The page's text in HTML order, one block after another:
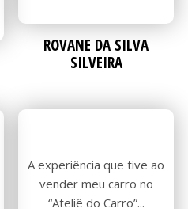
ROVANE DA SILVA
SILVEIRA
A experiência que tive ao
vender meu carro no
“Ateliê do Carro”...